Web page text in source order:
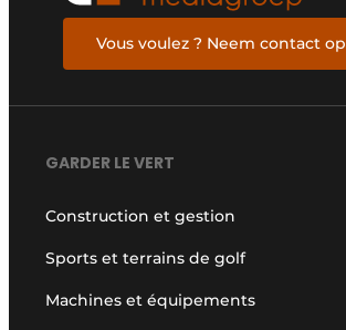
Vous voulez ? Neem contact op
GARDER LE VERT
Construction et gestion
Sports et terrains de golf
Machines et équipements